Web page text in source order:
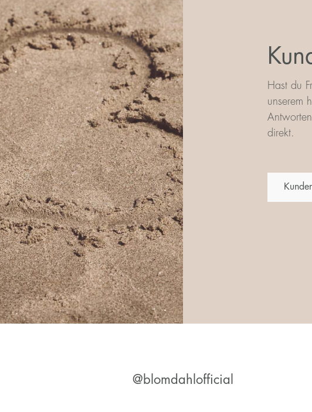
Hast du
unserem
direkt.
@blomdahlofficial